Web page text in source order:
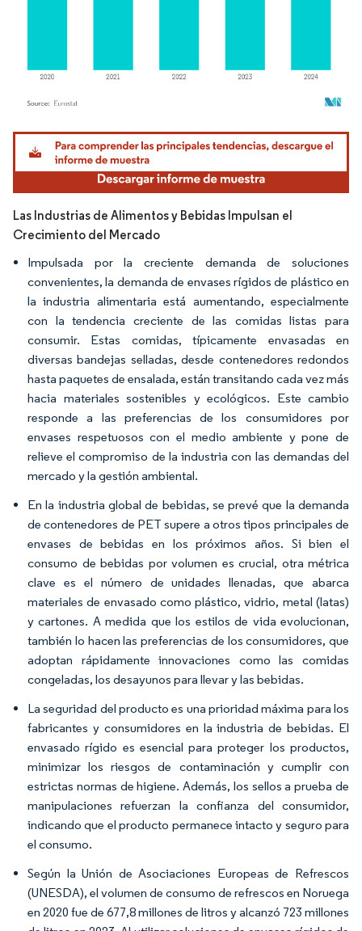
Imagen © Mordor Intelligence. El uso requiere atribución según CC BY 4.0.
Las Industrias de Alimentos y Bebidas Impulsan el
Crecimiento del Mercado
Impulsada por la creciente demanda de soluciones
convenientes, la demanda de envases rígidos de plástico en
la industria alimentaria está aumentando, especialmente
con la tendencia creciente de las comidas listas para
consumir. Estas comidas, típicamente envasadas en
diversas bandejas selladas, desde contenedores redondos
hasta paquetes de ensalada, están transitando cada vez más
hacia materiales sostenibles y ecológicos. Este cambio
responde a las preferencias de los consumidores por
envases respetuosos con el medio ambiente y pone de
relieve el compromiso de la industria con las demandas del
mercado y la gestión ambiental.
En la industria global de bebidas, se prevé que la demanda
de contenedores de PET supere a otros tipos principales de
envases de bebidas en los próximos años. Si bien el
consumo de bebidas por volumen es crucial, otra métrica
clave es el número de unidades llenadas, que abarca
materiales de envasado como plástico, vidrio, metal (latas)
y cartones. A medida que los estilos de vida evolucionan,
también lo hacen las preferencias de los consumidores, que
adoptan rápidamente innovaciones como las comidas
congeladas, los desayunos para llevar y las bebidas.
La seguridad del producto es una prioridad máxima para los
fabricantes y consumidores en la industria de bebidas. El
envasado rígido es esencial para proteger los productos,
minimizar los riesgos de contaminación y cumplir con
estrictas normas de higiene. Además, los sellos a prueba de
manipulaciones refuerzan la confianza del consumidor,
indicando que el producto permanece intacto y seguro para
el consumo.
Según la Unión de Asociaciones Europeas de Refrescos
(UNESDA), el volumen de consumo de refrescos en Noruega
en 2020 fue de 677,8 millones de litros y alcanzó 723 millones